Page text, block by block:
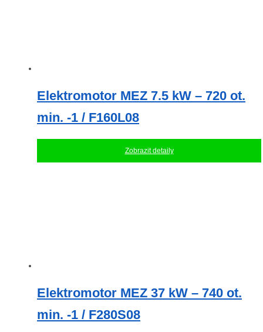
Elektromotor MEZ 7.5 kW – 720 ot.
min. -1 / F160L08
Zobrazit detaily
Elektromotor MEZ 37 kW – 740 ot.
min. -1 / F280S08